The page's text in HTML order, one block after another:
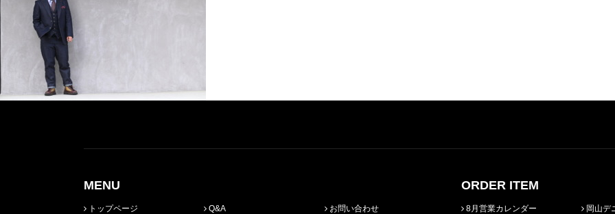
MENU
トップページ Q&A お問い合わせ
ORDER ITEM
8月営業カレンダー 岡山デ